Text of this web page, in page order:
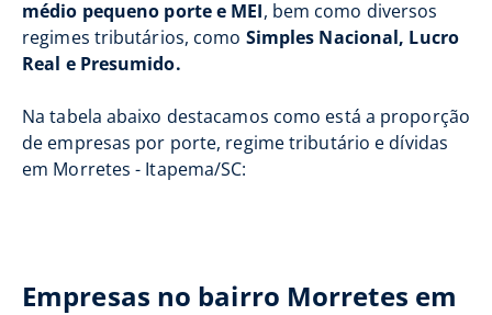
médio pequeno porte e MEI, bem como diversos
regimes tributários, como Simples Nacional, Lucro
Real e Presumido.
Na tabela abaixo destacamos como está a proporção
de empresas por porte, regime tributário e dívidas
em Morretes - Itapema/SC:
Empresas no bairro Morretes em